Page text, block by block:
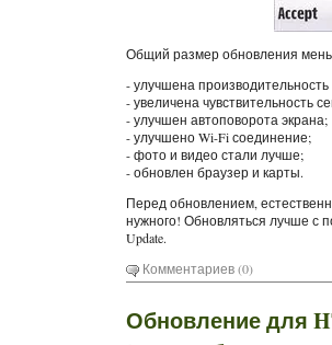
Общий размер обновления
- улучшена
- увеличена чувствительность
- улучшен автоповорота экрана;
- улучшено Wi-Fi соединение;
- фото и видео стали лучше;
- обновлен браузер и карты.
Перед обновлением,
нужного! Обновляться лучше с
Update.
Комментариев (0)
Обновление для